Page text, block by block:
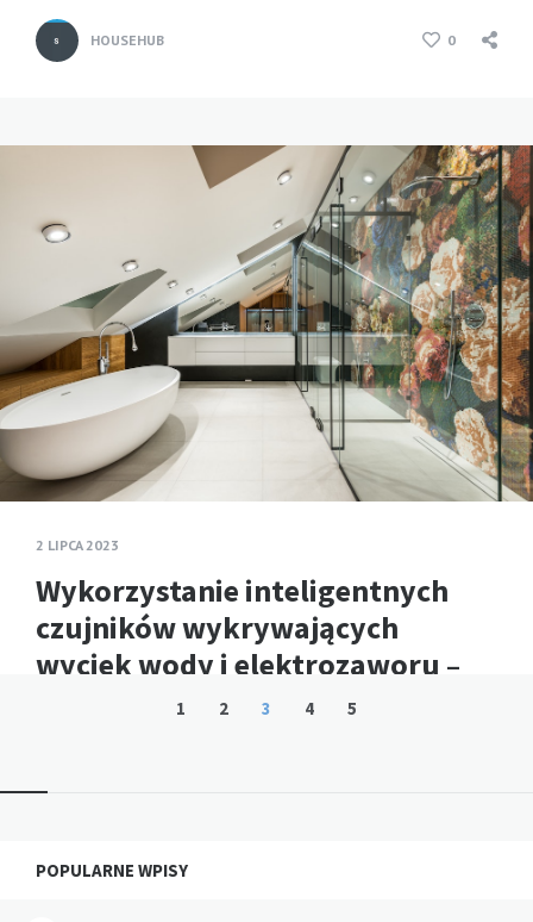
HOUSEHUB 0
2 LIPCA 2023
Wykorzystanie inteligentnych
czujników wykrywających
wyciek wody i elektrozaworu –
zabezpiecz dom przed zalaniem
Read more
Stronicowanie
1 2 3 4 5
Widgets
POPULARNE WPISY